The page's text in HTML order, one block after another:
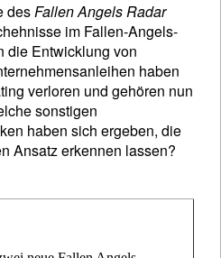
desFallen Angels Radar
im Fallen-Angels-
die Entwicklung von
haben
verloren und gehören nun
sonstigen
haben sich ergeben, die
Ansatz erkennen lassen?